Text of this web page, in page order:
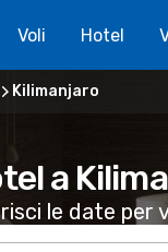
Voli Hotel
Kilimanjaro
a
le date per